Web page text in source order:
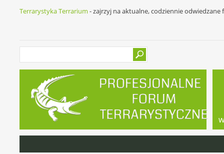
Terrarystyka Terrarium - zajrzyj na aktualne, codziennie